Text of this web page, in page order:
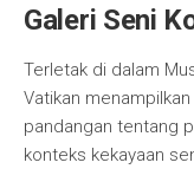
Galeri Seni
Terletak di dalam
Vatikan
pandangan tentang
konteks kekayaan